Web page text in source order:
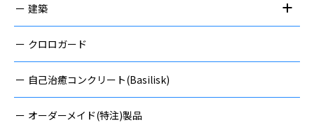
建築
クロロガード
自己治癒コンクリート(Basilisk)
オーダーメイド(特注)製品